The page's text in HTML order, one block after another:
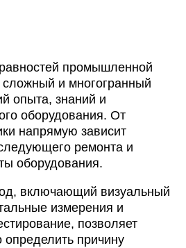
промышленной
и многогранный
опыта, знаний и
оборудования. От
напрямую зависит
ремонта и
оборудования.
включающий визуальный
измерения и
позволяет
определить причину